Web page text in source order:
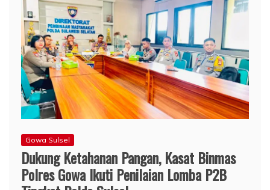
Gowa Sulsel
Dukung Ketahanan Pangan, Kasat Binmas
Polres Gowa Ikuti Penilaian Lomba P2B